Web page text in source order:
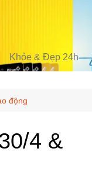
Khỏe & Đẹp 24h
động
4 &